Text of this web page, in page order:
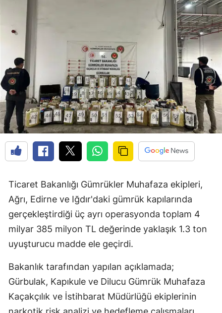
Ticaret Bakanlığı Gümrükler Muhafaza ekipleri,
Ağrı, Edirne ve Iğdır'daki gümrük kapılarında
gerçekleştirdiği üç ayrı operasyonda toplam 4
milyar 385 milyon TL değerinde yaklaşık 1.3 ton
uyuşturucu madde ele geçirdi.
Bakanlık tarafından yapılan açıklamada;
Gürbulak, Kapıkule ve Dilucu Gümrük Muhafaza
Kaçakçılık ve İstihbarat Müdürlüğü ekiplerinin